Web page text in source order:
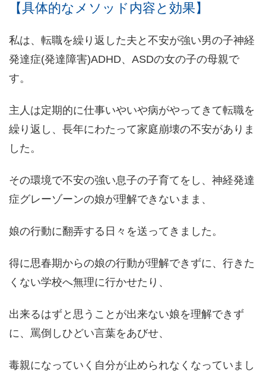
【具体的なメソッド内容と効果】
私は、転職を繰り返した夫と不安が強い男の子神経
発達症(発達障害)ADHD、ASDの女の子の母親で
す。
主人は定期的に仕事いやいや病がやってきて転職を
繰り返し、長年にわたって家庭崩壊の不安がありま
した。
その環境で不安の強い息子の子育てをし、神経発達
症グレーゾーンの娘が理解できないまま、
娘の行動に翻弄する日々を送ってきました。
得に思春期からの娘の行動が理解できずに、行きた
くない学校へ無理に行かせたり、
出来るはずと思うことが出来ない娘を理解できず
に、罵倒しひどい言葉をあびせ、
毒親になっていく自分が止められなくなっていまし